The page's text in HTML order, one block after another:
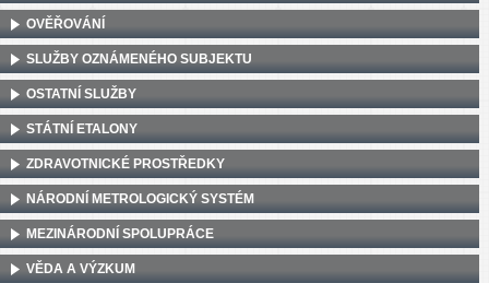
OVĚŘOVÁNÍ
SLUŽBY OZNÁMENÉHO SUBJEKTU
OSTATNÍ SLUŽBY
STÁTNÍ ETALONY
ZDRAVOTNICKÉ PROSTŘEDKY
NÁRODNÍ METROLOGICKÝ SYSTÉM
MEZINÁRODNÍ SPOLUPRÁCE
VĚDA A VÝZKUM